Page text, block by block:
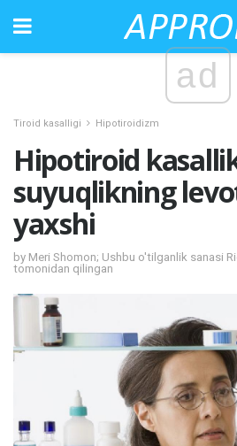
ad
Tiroid kasalligi Hipotiroidizm
Hipotiroid
suyuqlikning
yaxshi
by Meri Shomon; Ushbu o'tilganlik sanasi
tomonidan qilingan